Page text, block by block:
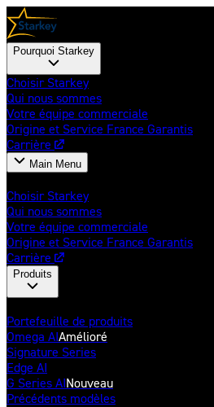
Pourquoi Starkey
Choisir Starkey
Qui nous sommes
Votre équipe commerciale
Origine et Service France Garantis
Carrière
Main Menu
Choisir Starkey
Qui nous sommes
Votre équipe commerciale
Origine et Service France Garantis
Carrière
Produits
Portefeuille de produits
Omega AIAmélioré
Signature Series
Edge AI
G Series AINouveau
Précédents modèles